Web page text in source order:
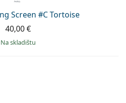
Screen #C Tortoise
40,00 €
na skladištu